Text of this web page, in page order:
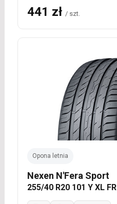
441 zł / szt.
Opona letnia
Nexen N'Fera Sport
255/40 R20 101 Y XL FR